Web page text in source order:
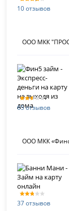
10 отзывов
ООО МКК
65 отзывов
ООО МКК
37 отзывов